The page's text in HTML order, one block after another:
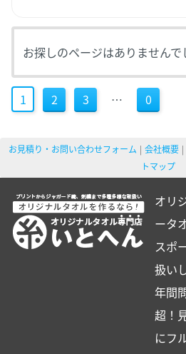
お探しのページはありませんで
1 2 3 … 0
お見積り・お問い合わせフォーム 会社概要
トマップ
オリ
ータ
スポ
扱い
年間
超！
にフ